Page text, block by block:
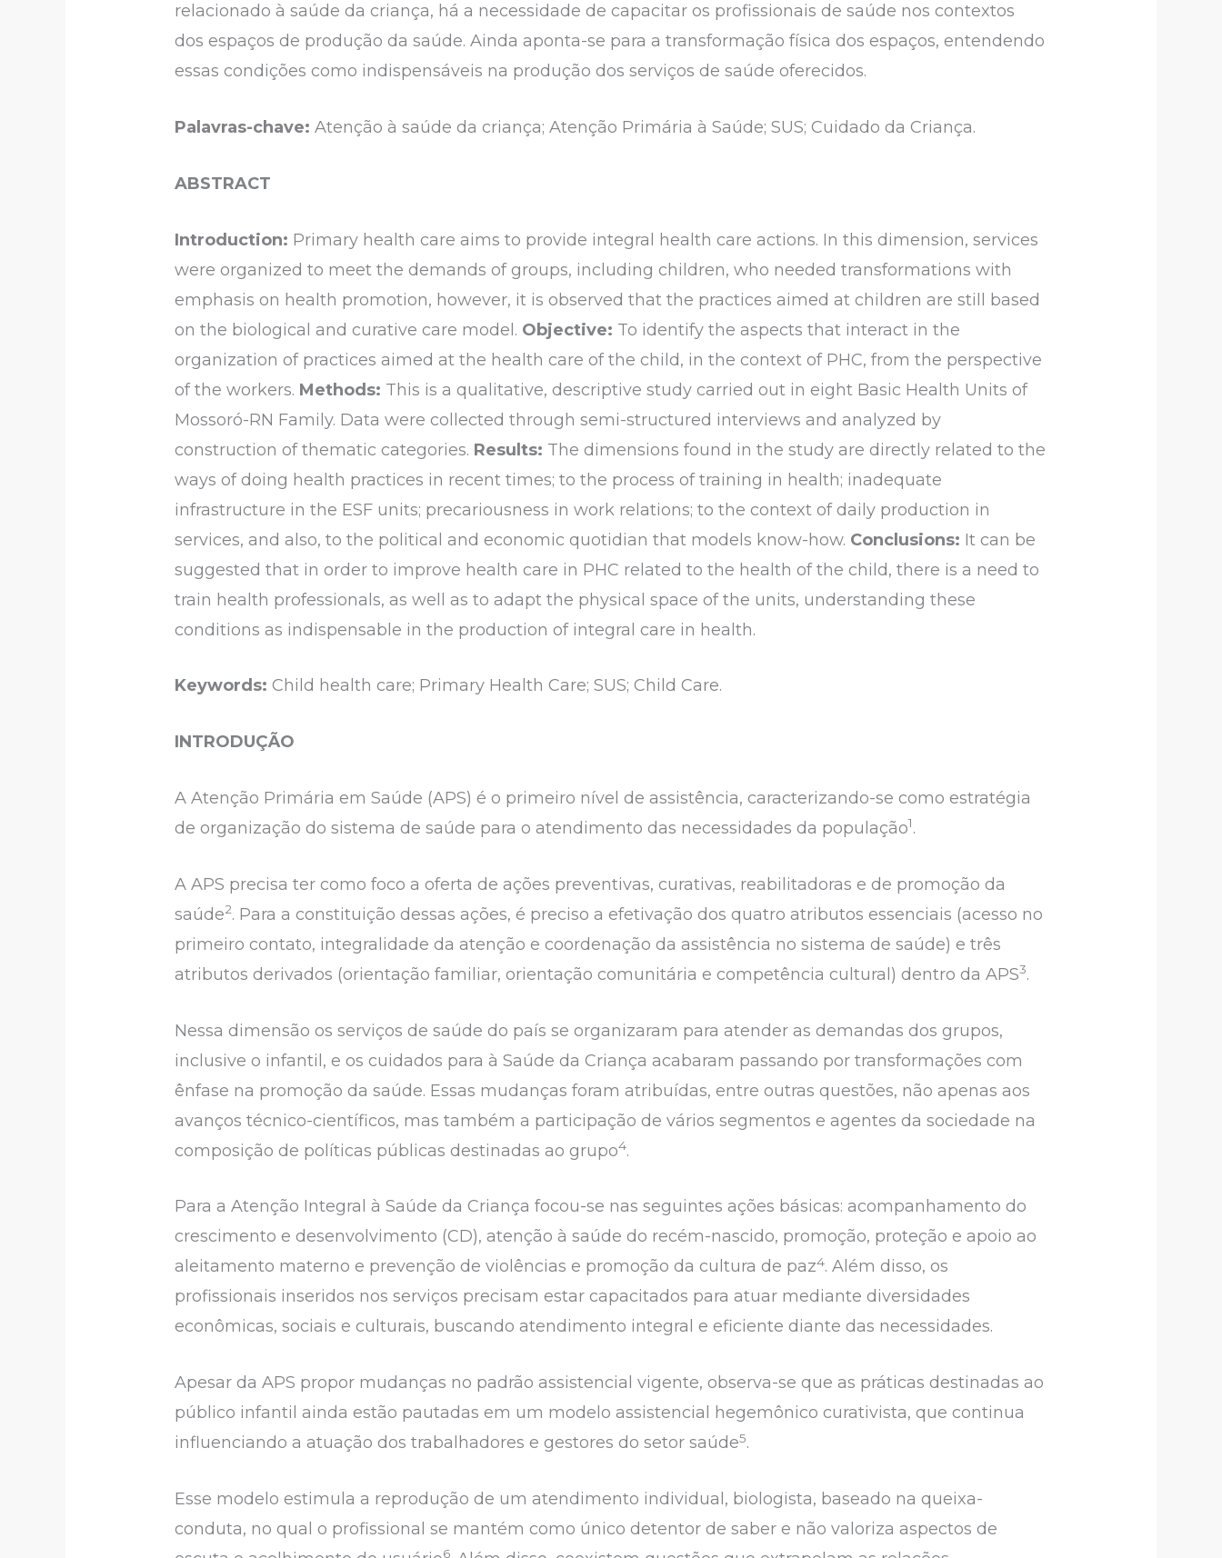
relacionado à saúde da criança, há a necessidade de capacitar os profissionais de saúde nos contextos
dos espaços de produção da saúde. Ainda aponta-se para a transformação física dos espaços, entendendo
essas condições como indispensáveis na produção dos serviços de saúde oferecidos.
Palavras-chave: Atenção à saúde da criança; Atenção Primária à Saúde; SUS; Cuidado da Criança.
ABSTRACT
Introduction: Primary health care aims to provide integral health care actions. In this dimension, services
were organized to meet the demands of groups, including children, who needed transformations with
emphasis on health promotion, however, it is observed that the practices aimed at children are still based
on the biological and curative care model. Objective: To identify the aspects that interact in the
organization of practices aimed at the health care of the child, in the context of PHC, from the perspective
of the workers. Methods: This is a qualitative, descriptive study carried out in eight Basic Health Units of
Mossoró-RN Family. Data were collected through semi-structured interviews and analyzed by
construction of thematic categories. Results: The dimensions found in the study are directly related to the
ways of doing health practices in recent times; to the process of training in health; inadequate
infrastructure in the ESF units; precariousness in work relations; to the context of daily production in
services, and also, to the political and economic quotidian that models know-how. Conclusions: It can be
suggested that in order to improve health care in PHC related to the health of the child, there is a need to
train health professionals, as well as to adapt the physical space of the units, understanding these
conditions as indispensable in the production of integral care in health.
Keywords:Child health care; Primary Health Care; SUS; Child Care.
INTRODUÇÃO
A Atenção Primária em Saúde (APS) é o primeiro nível de assistência, caracterizando-se como estratégia
de organização do sistema de saúde para o atendimento das necessidades da população1.
A APS precisa ter como foco a oferta de ações preventivas, curativas, reabilitadoras e de promoção da
saúde2. Para a constituição dessas ações, é preciso a efetivação dos quatro atributos essenciais (acesso no
primeiro contato, integralidade da atenção e coordenação da assistência no sistema de saúde) e três
atributos derivados (orientação familiar, orientação comunitária e competência cultural) dentro da APS3.
Nessa dimensão os serviços de saúde do país se organizaram para atender as demandas dos grupos,
inclusive o infantil, e os cuidados para à Saúde da Criança acabaram passando por transformações com
ênfase na promoção da saúde. Essas mudanças foram atribuídas, entre outras questões, não apenas aos
avanços técnico-científicos, mas também a participação de vários segmentos e agentes da sociedade na
composição de políticas públicas destinadas ao grupo4.
Para a Atenção Integral à Saúde da Criança focou-se nas seguintes ações básicas: acompanhamento do
crescimento e desenvolvimento (CD), atenção à saúde do recém-nascido, promoção, proteção e apoio ao
aleitamento materno e prevenção de violências e promoção da cultura de paz4. Além disso, os
profissionais inseridos nos serviços precisam estar capacitados para atuar mediante diversidades
econômicas, sociais e culturais, buscando atendimento integral e eficiente diante das necessidades.
Apesar da APS propor mudanças no padrão assistencial vigente, observa-se que as práticas destinadas ao
público infantil ainda estão pautadas em um modelo assistencial hegemônico curativista, que continua
influenciando a atuação dos trabalhadores e gestores do setor saúde5.
Esse modelo estimula a reprodução de um atendimento individual, biologista, baseado na queixa-
conduta, no qual o profissional se mantém como único detentor de saber e não valoriza aspectos de
6